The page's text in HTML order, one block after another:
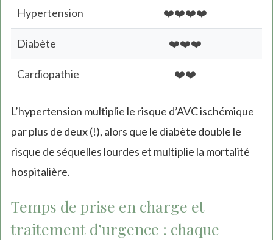
Hypertension ❤️❤️❤️❤️
Diabète ❤️❤️❤️
Cardiopathie ❤️❤️
L’hypertension multiplie le risque d’AVC ischémique
par plus de deux (!), alors que le diabète double le
risque de séquelles lourdes et multiplie la mortalité
hospitalière.
Temps de prise en charge et
traitement d’urgence : chaque